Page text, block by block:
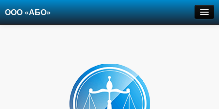
ООО «АБО»